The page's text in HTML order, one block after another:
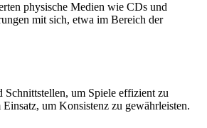
physische Medien wie CDs und
mit sich, etwa im Bereich der
um Spiele effizient zu
um Konsistenz zu gewährleisten.